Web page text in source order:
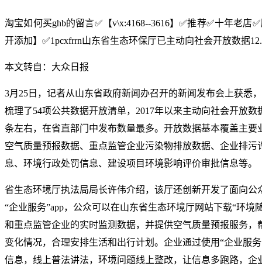
淘宝如何买ghb的留言✅【v\x:4168--3616】✅推荐✅十年老店
开添加】✅1pcxfrrn山东省生态环保厅已主动向社会开放数据
本文转自：大众日报
3月25日，记者从山东省政府新闻办召开的新闻发布会上获悉
梳理了54项公共数据开放清单，2017年以来主动向社会开放数
条左右，在省直部门中发布数量最多。开放数据基本覆盖主要
空气质量预报数据、重点监管企业污染物排放数据、企业排
息、环境行政处罚信息、建设项目环境影响评价审批信息等。
省生态环境厅执法局局长许伟介绍，该厅还创新开发了面向公
“企业服务”app，公众可以在山东省生态环境厅网站下载“环境
和重点监管企业的实时监测数据，并提供空气质量预报服务，
变化情况，合理安排生活和出行计划。企业通过使用“企业服
信息，线上普法讲法，环境问题线上整改，让信息多跑路，企